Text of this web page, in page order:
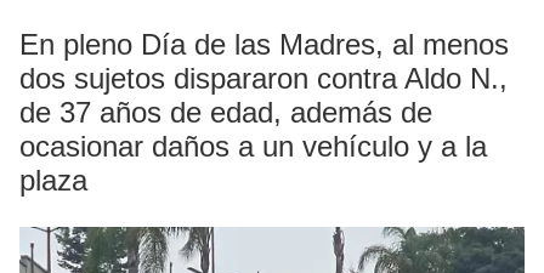
En pleno Día de las Madres, al menos
dos sujetos dispararon contra Aldo N.,
de 37 años de edad, además de
ocasionar daños a un vehículo y a la
plaza